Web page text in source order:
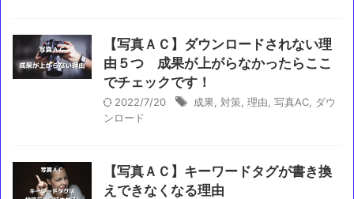
【写真ＡＣ】ダウンロードされない理
由５つ 成果が上がらなかったらここ
でチェックです！
2022/7/20 成果 対策 理由 写真AC ダウ
ンロード
【写真ＡＣ】キーワードタグが書き換
えできなくなる理由